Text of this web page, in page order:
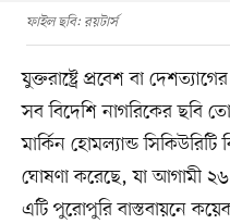
ফাইল ছবি: রয়টার্স
যুক্তরাষ্ট্রে প্রবেশ বা
সব বিদেশি নাগরিকের ছবি
মার্কিন হোমল্যান্ড
ঘোষণা করেছে, যা আগামী ২৬
এটি পুরোপুরি বাস্তবায়নে